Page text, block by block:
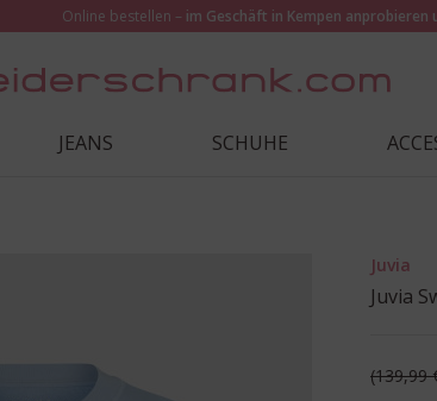
Online bestellen – im Geschäft in Kempen anprobieren
JEANS SCHUHE
Juvia
Juvia
139,99